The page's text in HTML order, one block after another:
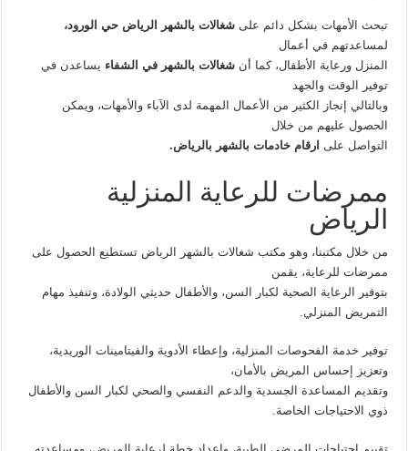
تبحث الأمهات بشكل دائم علىشغالات بالشهر
الرياض حي الورود،
لمساعدتهم في أعمال
المنزل ورعاية الأطفال، كما أنشغالات بالشهر في الشفاء يساعدن في
توفير الوقت والجهد
وبالتالي إنجاز الكثير من الأعمال المهمة لدى الآباء والأمهات، ويمكن
الحصول عليهم من خلال
التواصل على ارقام خادمات بالشهر بالرياض.
ممرضات للرعاية المنزلية
الرياض
من خلال مكتبنا، وهو مكتب شغالات بالشهر الرياض تستطيع الحصول على
ممرضات للرعاية، يقمن
بتوفير الرعاية الصحية لكبار السن، والأطفال حديثي الولادة، وتنفيذ مهام
التمريض المنزلي.
توفير خدمة الفحوصات المنزلية، وإعطاء الأدوية والفيتامينات الوريدية،
وتعزيز إحساس المريض بالأمان،
وتقديم المساعدة الجسدية والدعم النفسي والصحي لكبار السن والأطفال
ذوي الاحتياجات الخاصة.